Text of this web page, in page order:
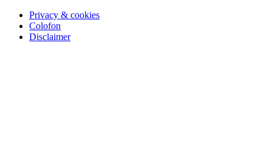
Privacy & cookies
Colofon
Disclaimer